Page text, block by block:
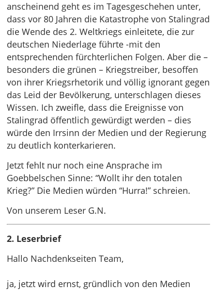
anscheinend geht es im Tagesgeschehen unter,
dass vor 80 Jahren die Katastrophe von Stalingrad
die Wende des 2. Weltkriegs einleitete, die zur
deutschen Niederlage führte -mit den
entsprechenden fürchterlichen Folgen. Aber die –
besonders die grünen – Kriegstreiber, besoffen
von ihrer Kriegsrhetorik und völlig ignorant gegen
das Leid der Bevölkerung, unterschlagen dieses
Wissen. Ich zweifle, dass die Ereignisse von
Stalingrad öffentlich gewürdigt werden – dies
würde den Irrsinn der Medien und der Regierung
zu deutlich konterkarieren.
Jetzt fehlt nur noch eine Ansprache im
Goebbelschen Sinne: “Wollt ihr den totalen
Krieg?” Die Medien würden “Hurra!” schreien.
Von unserem Leser G.N.
2. Leserbrief
Hallo Nachdenkseiten Team,
ja, jetzt wird ernst, gründlich von den Medien